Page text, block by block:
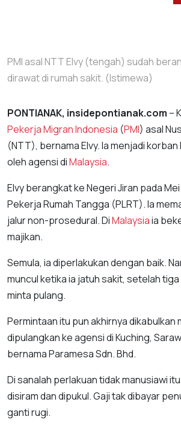
PMI asal NTT Elvy (tengah) sudah
dirawat di rumah sakit. (Istimewa)
PONTIANAK, insidepontianak.com –
Pekerja Migran Indonesia (PMI) asal
(NTT), bernama Elvy. Ia menjadi
oleh agensi diMalaysia.
Elvy berangkat ke Negeri Jiran pada
Pekerja Rumah Tangga (PLRT). Ia
jalur non-prosedural. DiMalaysiaia
majikan.
Semula, ia diperlakukan dengan baik.
muncul ketika ia jatuh sakit, setelah
minta pulang.
Permintaan itu pun akhirnya dikabulkan
dipulangkan ke agensi di Kuching,
bernama Paramesa Sdn. Bhd.
Di sanalah perlakuan tidak manusiawi itu
disiram dan dipukul. Gaji tak dibayar
ganti rugi.